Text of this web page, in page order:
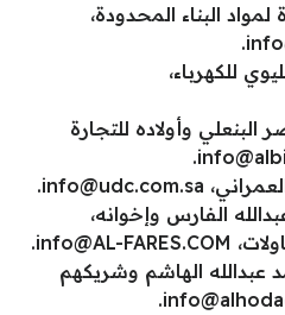
البناء المحدودة،
.
للكهرباء،
وأولاده للتجارة
.
info@udc.com.sa
.
الفارس وإخوانه،
info@AL-FARES.COM
.
عبدالله الهاشم وشريكهم
.